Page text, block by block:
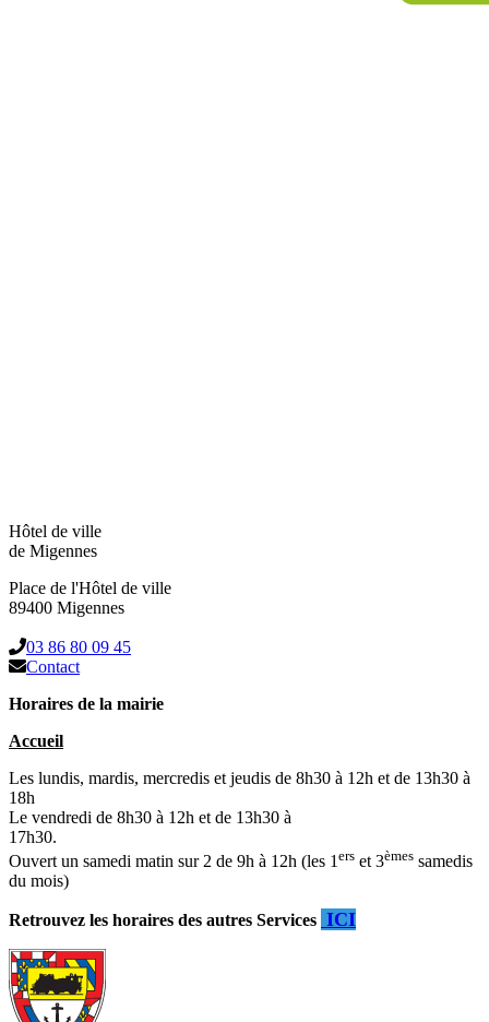
Hôtel de ville
de Migennes
Place de l'Hôtel de ville
89400 Migennes
03 86 80 09 45
Contact
Horaires de la mairie
Accueil
Les lundis, mardis, mercredis et jeudis de 8h30 à 12h et de 13h30 à
18h
Le vendredi de 8h30 à 12h et de 13h30 à
17h30.
Ouvert un samedi matin sur 2 de 9h à 12h (les 1 ers et 3èmes samedis
du mois)
Retrouvez les horaires des autres Services ICI